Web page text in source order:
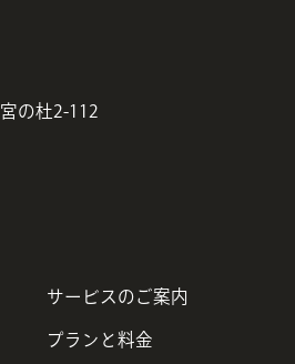
の杜2-112
サービスのご案内
プランと料金